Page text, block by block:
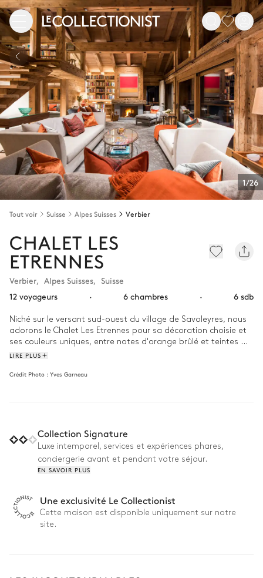
1/26
Tout voir Suisse Alpes Suisses Verbier
CHALET LES
ETRENNES
Verbier, Alpes Suisses, Suisse
12 voyageurs
· 6 chambres · 6 sdb
Niché sur le versant sud-ouest du village de Savoleyres, nous
adorons le Chalet Les Etrennes pour sa décoration choisie et
ses couleurs uniques, entre notes d'orange brûlé et teintes
bleu froid.
Ici, nous aimons passer les matins dans le salon, avec ses
livre, pendant que les enfants courent partout. Si vous vous
sentez courageux, aventurez-vous sur la terrasse le soir pour
admirer le paisible spectacle hivernal et scintillant qu'offre la
station de Verbier.
LIRE PLUS
Crédit Photo : Yves Garneau
Collection Signature
Luxe intemporel, services et expériences phares,
conciergerie avant et pendant votre séjour.
EN SAVOIR PLUS
Une exclusivité Le Collectionist
Cette maison est disponible uniquement sur notre
site.